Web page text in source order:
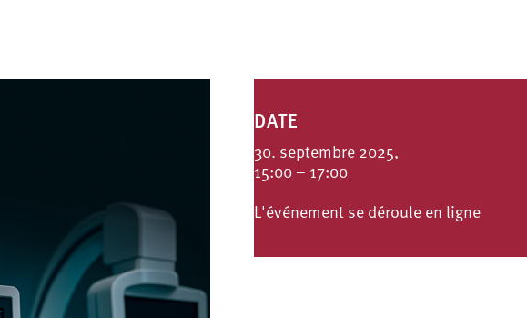
DATE
30. septembre 2025,
15:00 – 17:00
L'événement se déroule en ligne